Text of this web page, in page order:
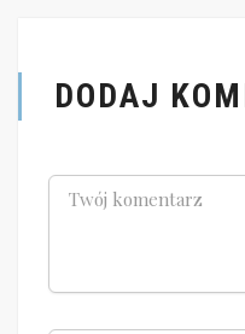
DODAJ